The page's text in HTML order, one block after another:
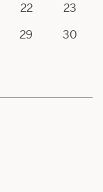
22
23
29
30